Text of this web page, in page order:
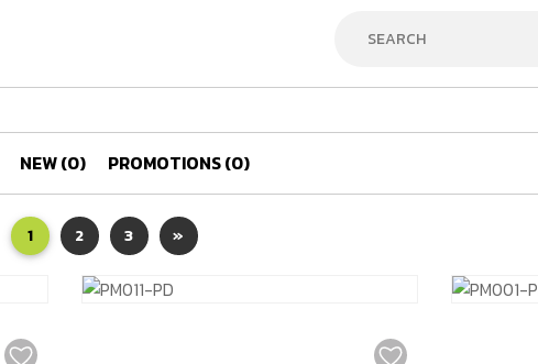
NEW (0) PROMOTIONS (0)
1 2 3 »